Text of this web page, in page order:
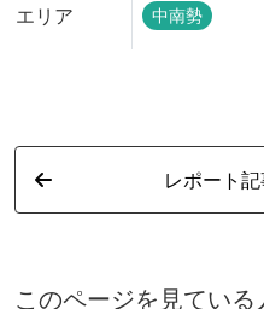
エリア 中南勢
レポート
このページを見てい